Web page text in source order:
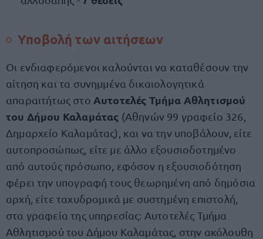
Υποβολή των αιτήσεων
Οι ενδιαφερόμενοι καλούνται να καταθέσουν την
αίτηση και τα συνημμένα δικαιολογητικά
απαραιτήτως στο Αυτοτελές Τμήμα Αθλητισμού
του Δήμου Καλαμάτας (Αθηνών 99 γραφείο 326,
Δημαρχείο Καλαμάτας), και να την υποβάλουν, είτε
αυτοπροσώπως, είτε µε άλλο εξουσιοδοτημένο
από αυτούς πρόσωπο, εφόσον η εξουσιοδότηση
φέρει την υπογραφή τους θεωρημένη από δηµόσια
αρχή, είτε ταχυδρομικά µε συστημένη επιστολή,
στα γραφεία της υπηρεσίας: Αυτοτελές Τμήμα
Αθλητισμού του Δήμου Καλαμάτας, στην ακόλουθη